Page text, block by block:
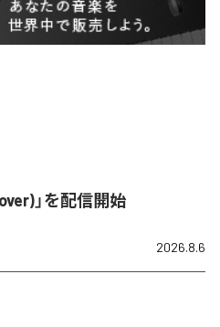
」を配信開始
2026.8.6